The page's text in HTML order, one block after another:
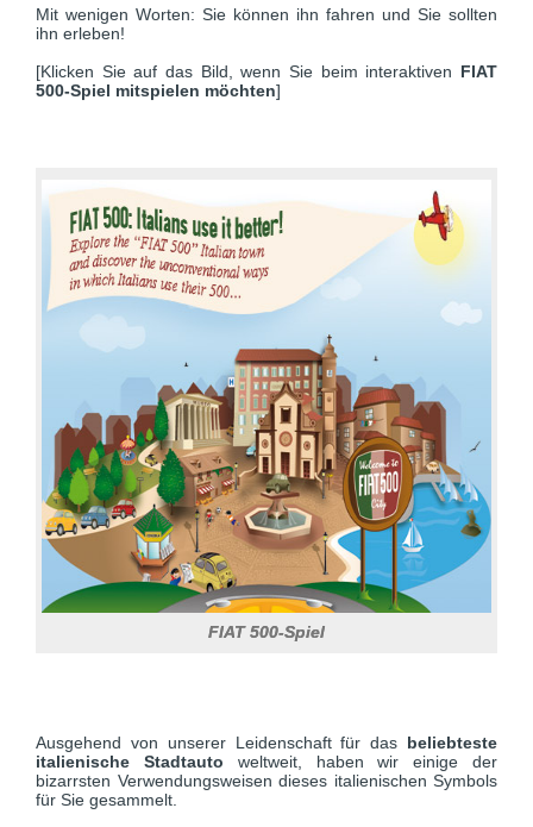
Mit wenigen Worten: Sie können ihn fahren und Sie sollten
ihn erleben!
[Klicken Sie auf das Bild, wenn Sie beim interaktiven FIAT
500-Spiel mitspielen möchten]
FIAT 500-Spiel
Ausgehend von unserer Leidenschaft für das beliebteste
italienische Stadtauto weltweit, haben wir einige der
bizarrsten Verwendungsweisen dieses italienischen Symbols
für Sie gesammelt.